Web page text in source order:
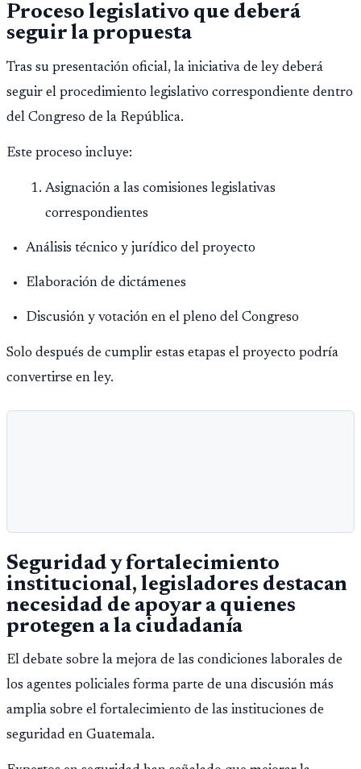
Proceso legislativo que deberá
seguir la propuesta
Tras su presentación oficial, la iniciativa de ley deberá
seguir el procedimiento legislativo correspondiente dentro
del Congreso de la República.
Este proceso incluye:
Asignación a las comisiones legislativas
correspondientes
Análisis técnico y jurídico del proyecto
Elaboración de dictámenes
Discusión y votación en el pleno del Congreso
Solo después de cumplir estas etapas el proyecto podría
convertirse en ley.
Seguridad y fortalecimiento
institucional, legisladores destacan
necesidad de apoyar a quienes
protegen a la ciudadanía
El debate sobre la mejora de las condiciones laborales de
los agentes policiales forma parte de una discusión más
amplia sobre el fortalecimiento de las instituciones de
seguridad en Guatemala.